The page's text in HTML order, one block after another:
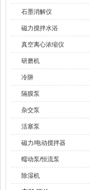
石墨消解仪
磁力搅拌水浴
真空离心浓缩仪
研磨机
冷阱
隔膜泵
杂交泵
活塞泵
磁力/电动搅拌器
蠕动泵/恒流泵
除湿机